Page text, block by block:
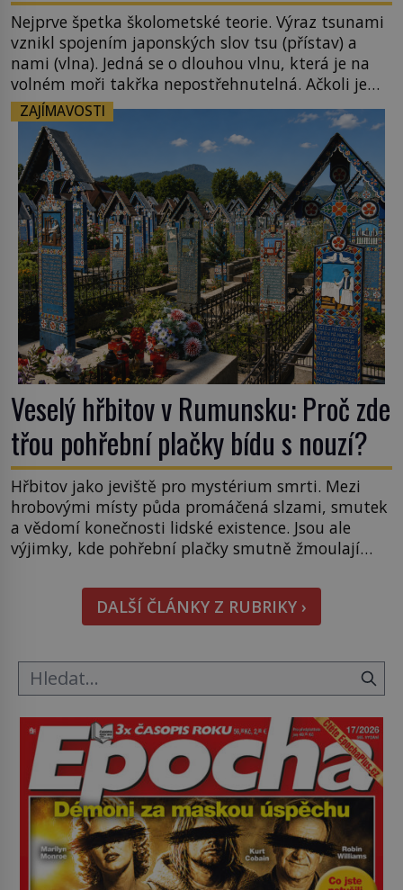
Nejprve špetka školometské teorie. Výraz tsunami
vznikl spojením japonských slov tsu (přístav) a
nami (vlna). Jedná se o dlouhou vlnu, která je na
volném moři takřka nepostřehnutelná. Ačkoli je
vlnová délka tsunami i 300 kilometrů, výška vlny
na volném moři je maximálně 1,5 metru. Máme se
podobné obří vlny obávat i v Evropě? Vznik
tsunami si […]
ZAJÍMAVOSTI
Veselý hřbitov v Rumunsku: Proč zde
třou pohřební plačky bídu s nouzí?
Hřbitov jako jeviště pro mystérium smrti. Mezi
hrobovými místy půda promáčená slzami, smutek
a vědomí konečnosti lidské existence. Jsou ale
výjimky, kde pohřební plačky smutně žmoulají
pohledu na výši vyměřené podpory
v nezaměstnanosti. Kam vás pozveme? Unikátní
hřbitov, který si vysloužil název „Veselý“, najdeme
DALŠÍ ČLÁNKY Z RUBRIKY ›